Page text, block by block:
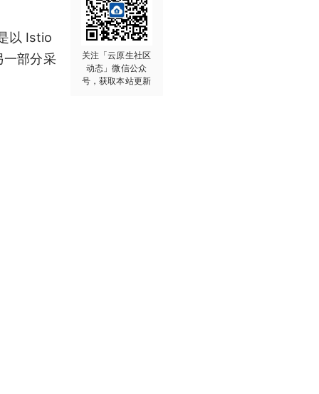
关注「云原生社区
动态」微信公众
号，获取本站更新
以 Istio
一部分采